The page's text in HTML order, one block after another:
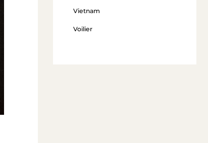
Vietnam
Voilier